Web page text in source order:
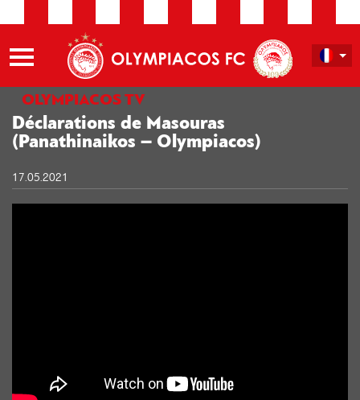
OLYMPIACOS TV
Déclarations de Masouras
(Panathinaikos – Olympiacos)
17.05.2021